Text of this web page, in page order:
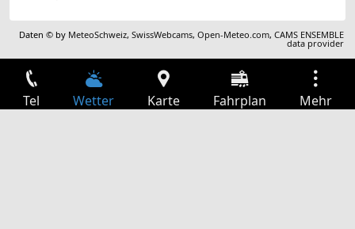
Daten © by MeteoSchweiz,SwissWebcams,Open-Meteo.com,CAMS ENSEMBLE
data provider
Tel Wetter Karte Fahrplan Mehr